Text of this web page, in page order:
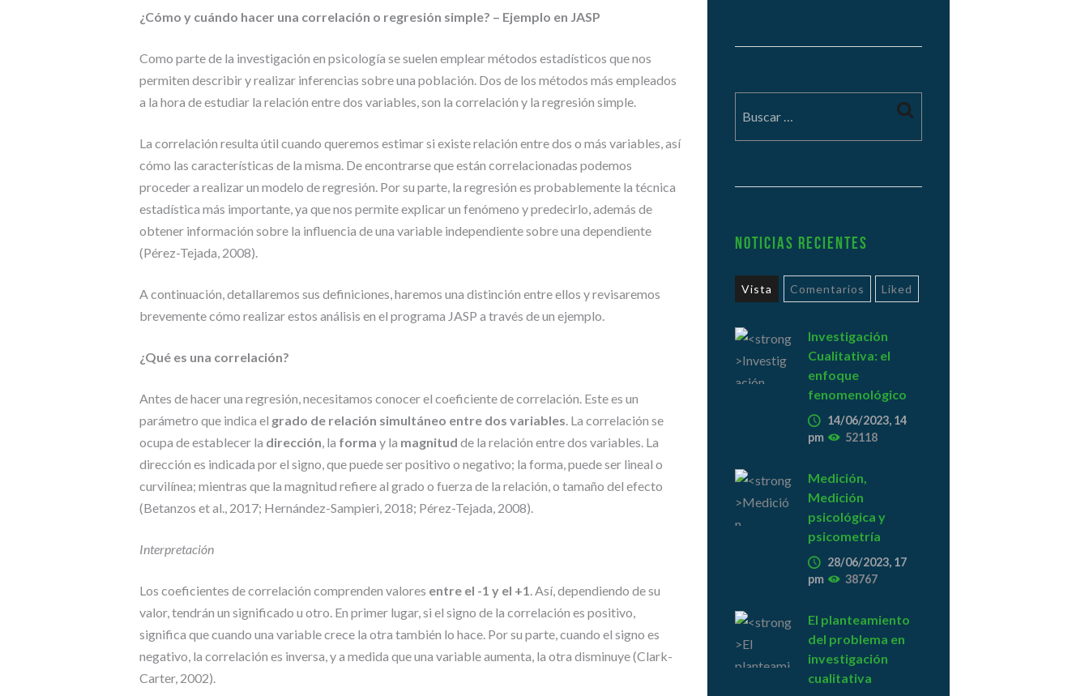
N
S
H
I
R
I
A
D
M
A
Í
A
S
A
A
A
T
R
A
S
E
C
I
Ó
¿Cómo y cuándo hacer una correlación o regresión simple? – Ejemplo en JASP
Como parte de la investigación en psicología se suelen emplear métodos estadísticos que nos
permiten describir y realizar inferencias sobre una población. Dos de los métodos más empleados
a la hora de estudiar la relación entre dos variables, son la correlación y la regresión simple.
La correlación resulta útil cuando queremos estimar si existe relación entre dos o más variables, así
cómo las características de la misma. De encontrarse que están correlacionadas podemos
proceder a realizar un modelo de regresión. Por su parte, la regresión es probablemente la técnica
estadística más importante, ya que nos permite explicar un fenómeno y predecirlo, además de
obtener información sobre la influencia de una variable independiente sobre una dependiente
(Pérez-Tejada, 2008).
A continuación, detallaremos sus definiciones, haremos una distinción entre ellos y revisaremos
brevemente cómo realizar estos análisis en el programa JASP a través de un ejemplo.
¿Qué es una correlación?
Antes de hacer una regresión, necesitamos conocer el coeficiente de correlación. Este es un
parámetro que indica el grado de relación simultáneo entre dos variables . La correlación se
ocupa de establecer la dirección , la forma y la magnitud de la relación entre dos variables. La
dirección es indicada por el signo, que puede ser positivo o negativo; la forma, puede ser lineal o
curvilínea; mientras que la magnitud refiere al grado o fuerza de la relación, o tamaño del efecto
(Betanzos et al., 2017; Hernández-Sampieri, 2018; Pérez-Tejada, 2008).
Interpretación
Los coeficientes de correlación comprenden valores entre el -1 y el +1 . Así, dependiendo de su
valor, tendrán un significado u otro. En primer lugar, si el signo de la correlación es positivo,
significa que cuando una variable crece la otra también lo hace. Por su parte, cuando el signo es
negativo, la correlación es inversa, y a medida que una variable aumenta, la otra disminuye (Clark-
Carter, 2002).
Noticias Recientes
Vista Comentarios Liked
Investigación
Cualitativa: el
enfoque
fenomenológico
14/06/2023, 14
pm
52118
Medición,
Medición
psicológica y
psicometría
28/06/2023, 17
pm
38767
El planteamiento
del problema en
investigación
cualitativa